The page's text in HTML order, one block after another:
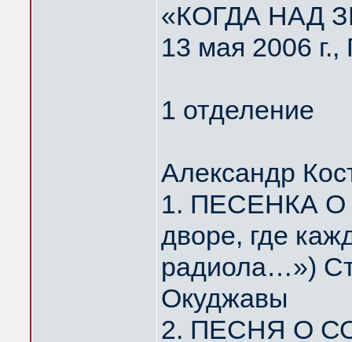
«КОГДА НАД
13 мая 2006 г.,
1 отделение
Александр
1. ПЕСЕНКА
дворе, где
радиола…»)
Окуджавы
2. ПЕСНЯ О